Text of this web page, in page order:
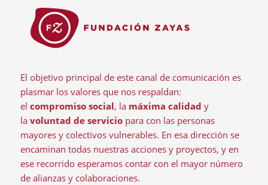
El objetivo principal de este canal de comunicación es
plasmar los valores que nos respaldan:
el compromiso social, la máxima calidad y
la voluntad de serviciopara con las personas
mayores y colectivos vulnerables. En esa dirección se
encaminan todas nuestras acciones y proyectos, y en
ese recorrido esperamos contar con el mayor número
de alianzas y colaboraciones.